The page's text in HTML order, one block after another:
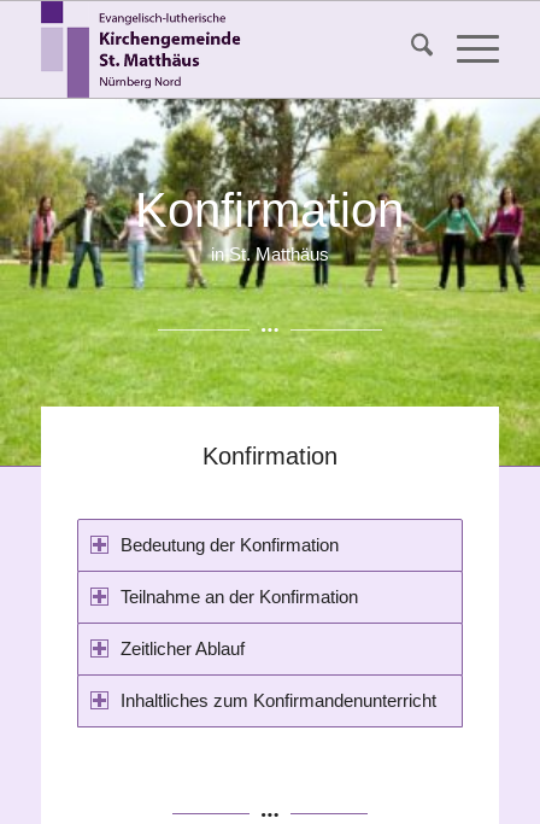
Konfirmation
in St. Matthäus
Konfirmation
Bedeutung der Konfirmation
Teilnahme an der Konfirmation
Zeitlicher Ablauf
Inhaltliches zum Konfirmandenunterricht